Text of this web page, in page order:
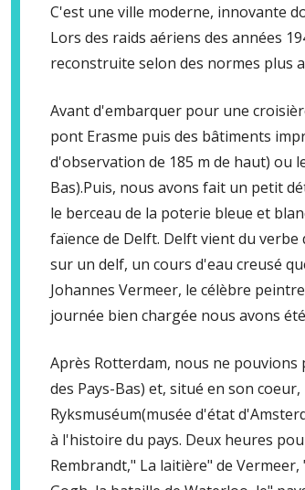
C'est une ville moderne, innovante
Lors des raids aériens des années
reconstruite selon des normes plus
Avant d'embarquer pour une
pont Erasme puis des bâtiments
d'observation de 185 m de haut) ou
Bas).Puis, nous avons fait un petit
le berceau de la poterie bleue et
faïence de Delft. Delft vient du
sur un delf, un cours d'eau creusé
Johannes Vermeer, le célèbre
journée bien chargée nous avons
Après Rotterdam, nous ne pouvions
des Pays-Bas) et, situé en son
Ryksmuséum(musée d'état
à l'histoire du pays. Deux heures
Rembrandt," La laitière" de